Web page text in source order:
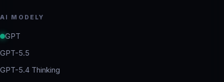
AI MODELY
GPT
GPT-5.5
GPT-5.4 Thinking